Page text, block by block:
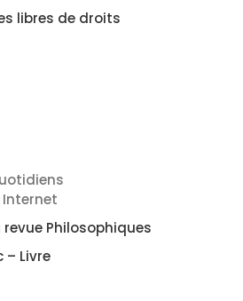
libres de droits
Internet
Philosophiques
– Livre